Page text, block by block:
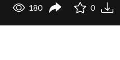
180 0